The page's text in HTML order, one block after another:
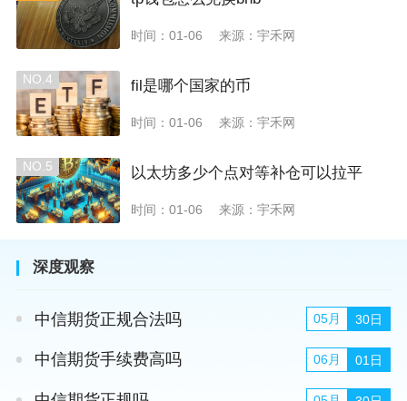
时间：01-06 来源：宇禾网
NO.4 fil是哪个国家的币
时间：01-06 来源：宇禾网
NO.5 以太坊多少个点对等补仓可以拉平
时间：01-06 来源：宇禾网
深度观察
中信期货正规合法吗 05月 30日
中信期货手续费高吗 06月 01日